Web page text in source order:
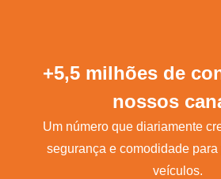
+5,5 milhões de
nossos
Um número que diariamente
segurança e comodidade
veículos.